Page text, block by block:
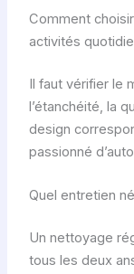
Comment
activités
Il faut vérifier le
l’étanchéité, la
design
passionné
Quel entretien
Un nettoyage
tous les deux